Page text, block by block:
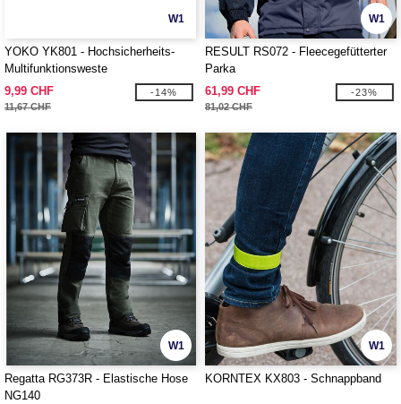
W1
YOKO YK801 - Hochsicherheits-
Multifunktionsweste
9,99 CHF
11,67 CHF
-14%
W1
RESULT RS072 - Fleecegefütterter
Parka
61,99 CHF
81,02 CHF
-23%
W1
Regatta RG373R - Elastische Hose
NG140
W1
KORNTEX KX803 - Schnappband